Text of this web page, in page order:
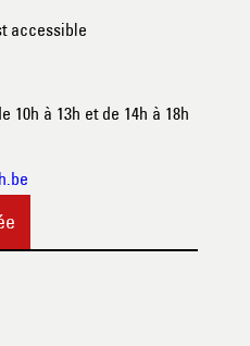
accessible
10h à 13h et de 14h à 18h